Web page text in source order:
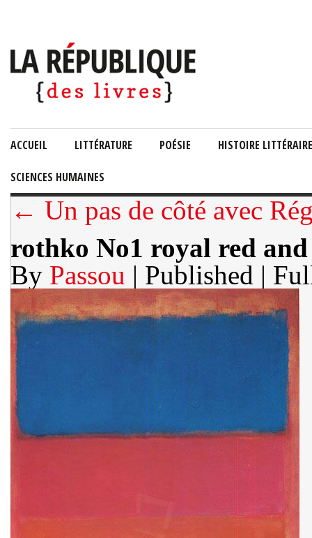
ACCUEIL LITTÉRATURE POÉSIE HISTOIRE LITTÉRAIRE
SCIENCES HUMAINES
← Un pas de côté avec
rothko No1 royal red
By Passou | Published |